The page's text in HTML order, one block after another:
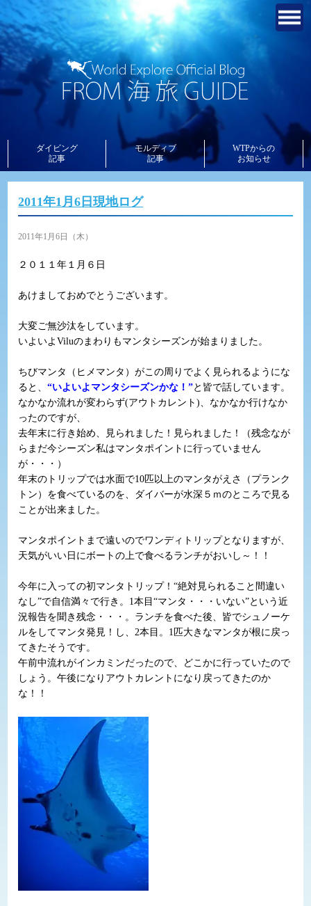
ダイビング
記事
モルディブ
記事
WTPからの
お知らせ
2011年1月6日現地ログ
2011年1月6日（木）
２０１１年１月６日
あけましておめでとうございます。
大変ご無沙汰をしています。
いよいよViluのまわりもマンタシーズンが始まりました。
ちびマンタ（ヒメマンタ）がこの周りでよく見られるようにな
ると、“いよいよマンタシーズンかな！”と皆で話しています。
なかなか流れが変わらず(アウトカレント)、なかなか行けなか
ったのですが、
去年末に行き始め、見られました！見られました！（残念なが
らまだ今シーズン私はマンタポイントに行っていません
が・・・）
年末のトリップでは水面で10匹以上のマンタがえさ（プランク
トン）を食べているのを、ダイバーが水深５ｍのところで見る
ことが出来ました。
マンタポイントまで遠いのでワンディトリップとなりますが、
天気がいい日にボートの上で食べるランチがおいし～！！
今年に入っての初マンタトリップ！“絶対見られること間違い
なし”で自信満々で行き。1本目“マンタ・・・いない”という近
況報告を聞き残念・・・。ランチを食べた後、皆でシュノーケ
ルをしてマンタ発見！し、2本目。1匹大きなマンタが根に戻っ
てきたそうです。
午前中流れがインカミンだったので、どこかに行っていたので
しょう。午後になりアウトカレントになり戻ってきたのか
な！！